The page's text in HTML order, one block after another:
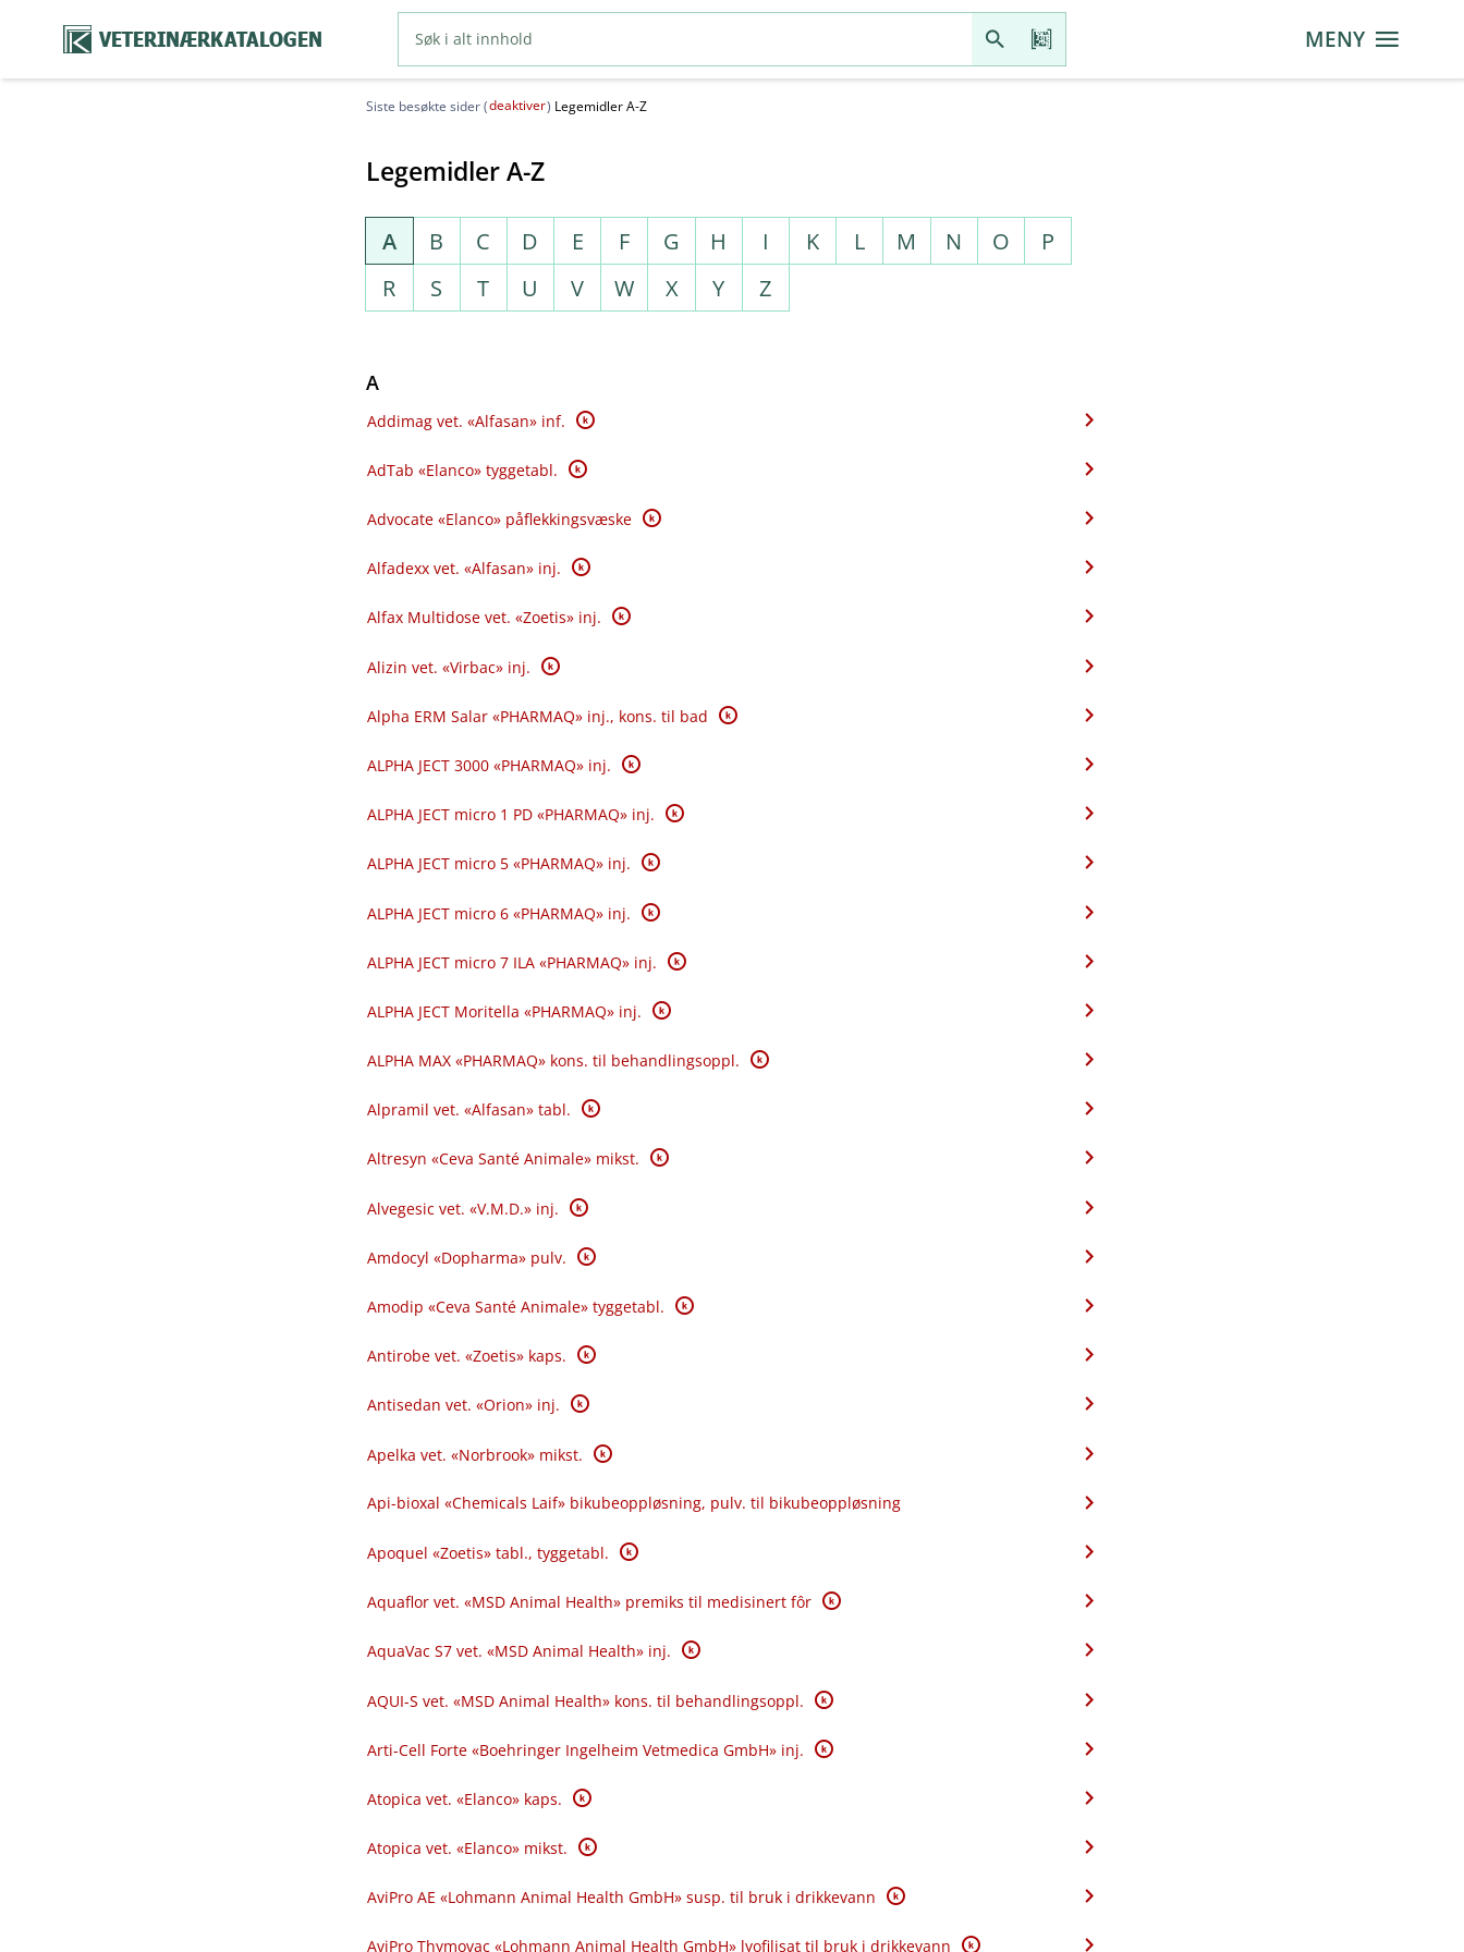
VETERINÆRKATALOGEN MENY
Siste besøkte sider (deaktiver) Legemidler A-Z
Legemidler A-Z
A B C D E F G H I K L M N O
P
R
S T U V W X Y Z
A
Addimag vet. «Alfasan» inf. K
AdTab «Elanco» tyggetabl. K
Advocate «Elanco» påflekkingsvæske K
Alfadexx vet. «Alfasan» inj. K
Alfax Multidose vet. «Zoetis» inj. K
Alizin vet. «Virbac» inj. K
Alpha ERM Salar «PHARMAQ» inj., kons. til bad K
ALPHA JECT 3000 «PHARMAQ» inj. K
ALPHA JECT micro 1 PD «PHARMAQ» inj. K
ALPHA JECT micro 5 «PHARMAQ» inj. K
ALPHA JECT micro 6 «PHARMAQ» inj. K
ALPHA JECT micro 7 ILA «PHARMAQ» inj. K
ALPHA JECT Moritella «PHARMAQ» inj. K
ALPHA MAX «PHARMAQ» kons. til behandlingsoppl. K
Alpramil vet. «Alfasan» tabl. K
Altresyn «Ceva Santé Animale» mikst. K
Alvegesic vet. «V.M.D.» inj. K
Amdocyl «Dopharma» pulv. K
Amodip «Ceva Santé Animale» tyggetabl. K
Antirobe vet. «Zoetis» kaps. K
Antisedan vet. «Orion» inj. K
Apelka vet. «Norbrook» mikst. K
Api-bioxal «Chemicals Laif» bikubeoppløsning, pulv. til bikubeoppløsning
Apoquel «Zoetis» tabl., tyggetabl. K
Aquaflor vet. «MSD Animal Health» premiks til medisinert fôr K
AquaVac S7 vet. «MSD Animal Health» inj. K
AQUI-S vet. «MSD Animal Health» kons. til behandlingsoppl. K
Arti-Cell Forte «Boehringer Ingelheim Vetmedica GmbH» inj. K
Atopica vet. «Elanco» kaps. K
Atopica vet. «Elanco» mikst. K
AviPro AE «Lohmann Animal Health GmbH» susp. til bruk i drikkevann K
AviPro Thymovac «Lohmann Animal Health GmbH» lyofilisat til bruk i drikkevann K